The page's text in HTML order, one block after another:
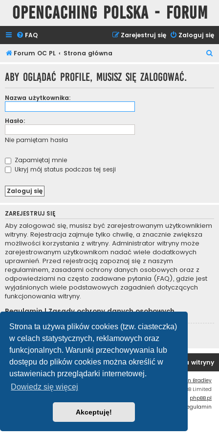
Strona ta używa plików cookies (tzw. ciasteczka)
w celach statystycznych, reklamowych oraz
funkcjonalnych. Warunki przechowywania lub
dostępu do plików cookies można określić w
ustawieniach przeglądarki internetowej.
Dowiedz się więcej
Akceptuję!
Opencaching Polska - Forum
FAQ Zaloguj się
Zarejestruj się
Forum OC PL Strona główna
k
Aby oglądać profile, musisz się zalogować.
Nazwa użytkownika:
Hasło:
Nie pamiętam hasła
Zapamiętaj mnie
Ukryj mój status podczas tej sesji
ZAREJESTRUJ SIĘ
Aby zalogować się, musisz być zarejestrowanym użytkownikiem
witryny. Rejestracja zajmuje tylko chwilę, a znacznie zwiększa
możliwości korzystania z witryny. Administrator witryny może
zarejestrowanym użytkownikom nadać wiele dodatkowych
uprawnień. Przed rejestracją zapoznaj się z naszym
regulaminem, zasadami ochrony danych osobowych oraz z
odpowiedziami na często zadawane pytania (FAQ), gdzie jest
wyjaśnionych wiele podstawowych zagadnień dotyczących
funkcjonowania witryny.
Regulamin|Zasady ochrony danych osobowych
Zarejestruj się
Forum OC PL Strona główna Usuń ciasteczka witryny
Ian Bradley
Technologię dostarcza
® Forum Software © phpBB Limited
phpBB.pl
Regulamin